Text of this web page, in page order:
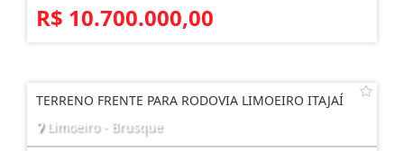
R$ 10.700.000,00
TERRENO FRENTE PARA RODOVIA LIMOEIRO ITAJAÍ
Limoeiro - Brusque